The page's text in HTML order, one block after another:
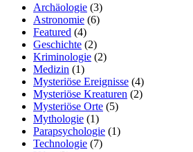
Archäologie (3)
Astronomie (6)
Featured (4)
Geschichte (2)
Kriminologie (2)
Medizin (1)
Mysteriöse Ereignisse (4)
Mysteriöse Kreaturen (2)
Mysteriöse Orte (5)
Mythologie (1)
Parapsychologie (1)
Technologie (7)